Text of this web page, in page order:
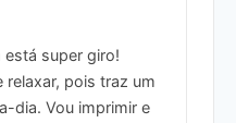
super giro!
relaxar, pois traz um
dia. Vou imprimir e